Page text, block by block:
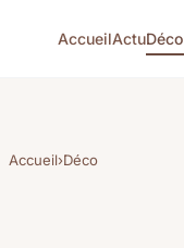
AccueilActuDéco
Accueil›Déco